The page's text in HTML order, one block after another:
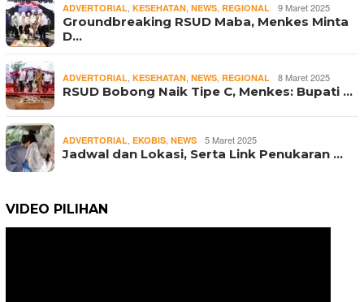
ADVERTORIAL, KESEHATAN, NEWS, REGIONAL 9 Maret 2025
Groundbreaking RSUD Maba, Menkes Minta
D…
ADVERTORIAL, KESEHATAN, NEWS, REGIONAL 8 Maret 2025
RSUD Bobong Naik Tipe C, Menkes: Bupati …
ADVERTORIAL, EKOBIS, NEWS 5 Maret 2025
Jadwal dan Lokasi, Serta Link Penukaran …
VIDEO PILIHAN